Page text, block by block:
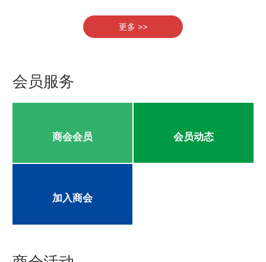
更多 >>
会员服务
商会会员 会员动态
加入商会